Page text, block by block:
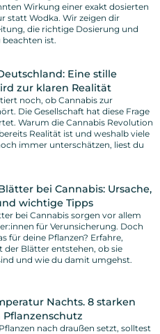
Wirkung einer exakt dosierten
statt Wodka. Wir zeigen dir
die richtige Dosierung und
ist.
Eine stille
zur klaren Realität
noch, ob Cannabis zur
Die Gesellschaft hat diese Frage
Warum die Cannabis Revolution
Realität ist und weshalb viele
immer unterschätzen, liest du
bei Cannabis: Ursache,
wichtige Tipps
bei Cannabis sorgen vor allem
für Verunsicherung. Doch
für deine Pflanzen? Erfahre,
der Blätter entstehen, ob sie
und wie du damit umgehst.
Nachts. 8 starken
Pflanzenschutz
nach draußen setzt, solltest